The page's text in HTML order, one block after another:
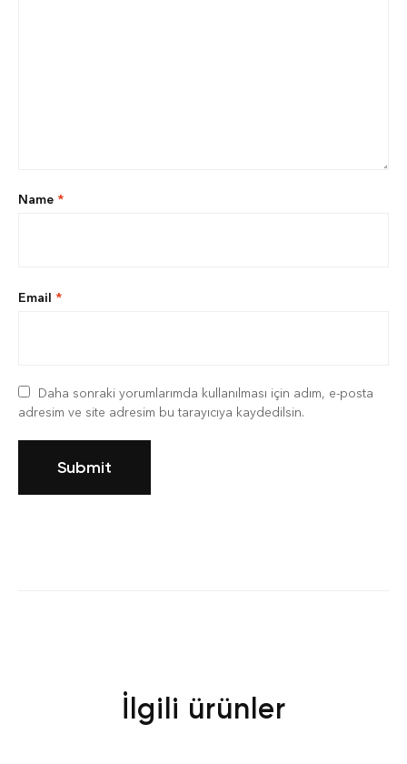
Name *
Email *
Daha sonraki yorumlarımda kullanılması için adım, e-posta
adresim ve site adresim bu tarayıcıya kaydedilsin.
İlgili ürünler